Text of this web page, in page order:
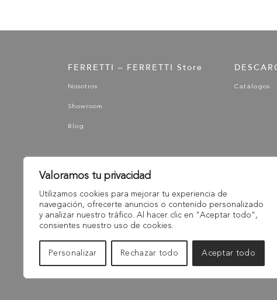
Valoramos tu privacidad
Utilizamos cookies para mejorar tu experiencia de
navegación, ofrecerte anuncios o contenido personalizado
y analizar nuestro tráfico. Al hacer clic en "Aceptar todo",
consientes nuestro uso de cookies.
Personalizar Rechazar todo Aceptar todo
FERRETTI – FERRETTI Store
Nosotros
Showroom
Blog
Catálogos
©